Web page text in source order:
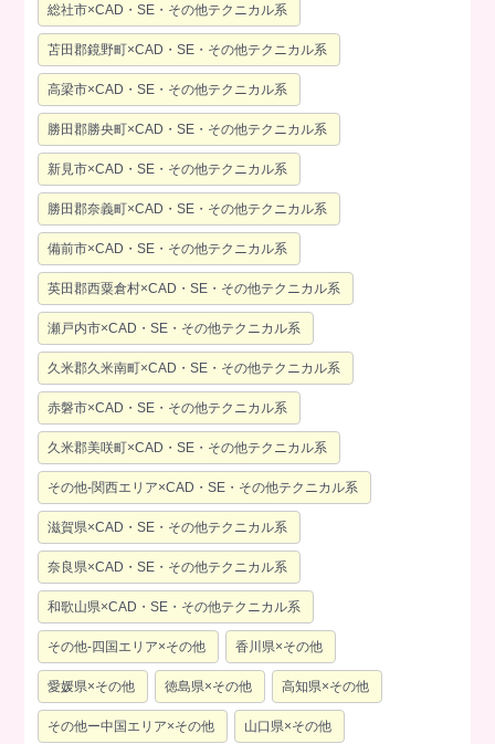
総社市×CAD・SE・その他テクニカル系
苫田郡鏡野町×CAD・SE・その他テクニカル系
高梁市×CAD・SE・その他テクニカル系
勝田郡勝央町×CAD・SE・その他テクニカル系
新見市×CAD・SE・その他テクニカル系
勝田郡奈義町×CAD・SE・その他テクニカル系
備前市×CAD・SE・その他テクニカル系
英田郡西粟倉村×CAD・SE・その他テクニカル系
瀬戸内市×CAD・SE・その他テクニカル系
久米郡久米南町×CAD・SE・その他テクニカル系
赤磐市×CAD・SE・その他テクニカル系
久米郡美咲町×CAD・SE・その他テクニカル系
その他-関西エリア×CAD・SE・その他テクニカル系
滋賀県×CAD・SE・その他テクニカル系
奈良県×CAD・SE・その他テクニカル系
和歌山県×CAD・SE・その他テクニカル系
その他-四国エリア×その他 香川県×その他
愛媛県×その他 徳島県×その他 高知県×その他
その他ー中国エリア×その他 山口県×その他